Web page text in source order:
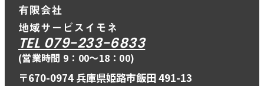
TEL 079-233-6833
(営業時間 9：00〜18：00)
〒670-0974 兵庫県姫路市飯田 491-13